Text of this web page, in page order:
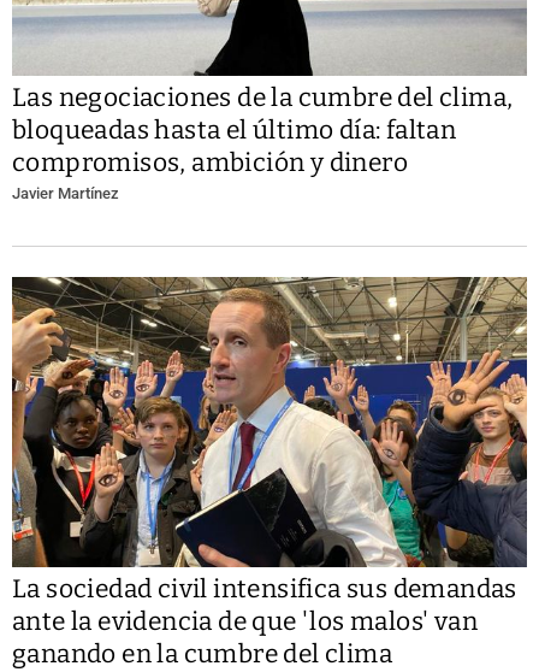
Las negociaciones de la cumbre del clima,
bloqueadas hasta el último día: faltan
compromisos, ambición y dinero
Javier Martínez
La sociedad civil intensifica sus demandas
ante la evidencia de que 'los malos' van
ganando en la cumbre del clima